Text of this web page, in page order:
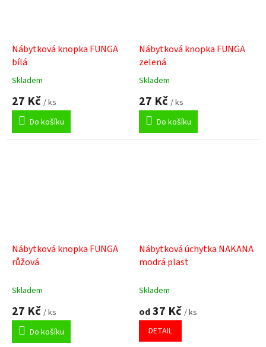
Nábytková knopka FUNGA
bílá
Průměrné
hodnocení
produktu
4,8
z
Skladem
27 Kč / ks
Do košíku
Nábytková knopka FUNGA
zelená
Průměrné
hodnocení
produktu
5,0
z
Skladem
27 Kč / ks
Do košíku
Nábytková knopka FUNGA
růžová
Skladem
27 Kč / ks
Do košíku
Nábytková úchytka NAKANA
modrá plast
Skladem
od37 Kč / ks
DETAIL